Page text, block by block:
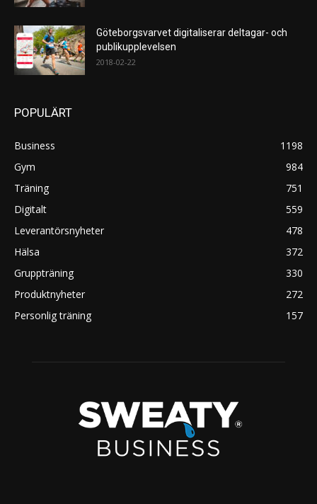
Göteborgsvarvet digitaliserar deltagar- och
publikupplevelsen
2018-02-22
POPULÄRT
Business
1198
Gym
984
Träning
751
Digitalt
559
Leverantörsnyheter
478
Hälsa
372
Gruppträning
330
Produktnyheter
272
Personlig träning
157